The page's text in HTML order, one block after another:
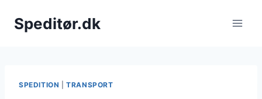
Speditør.dk
SPEDITION |TRANSPORT